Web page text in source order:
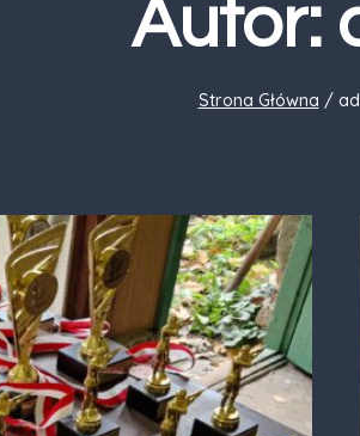
Autor:
Strona Główna /